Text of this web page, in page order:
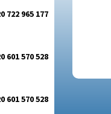
722 965 177
601 570 528
601 570 528